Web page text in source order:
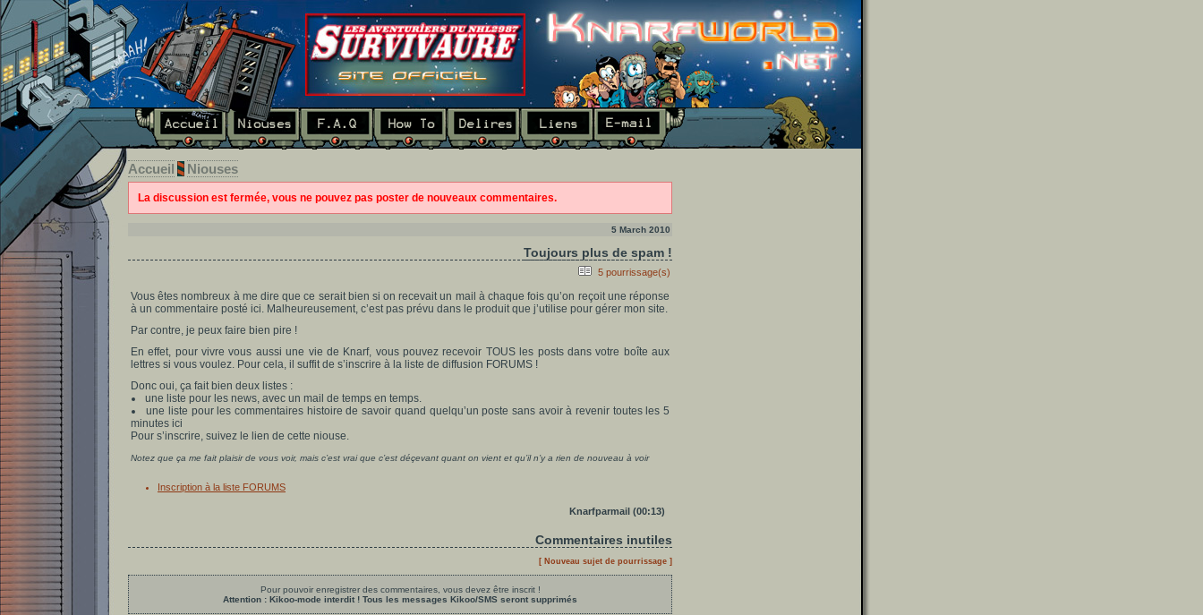
Accueil Niouses
La discussion est fermée, vous ne pouvez pas poster de nouveaux commentaires.
5 March 2010
Toujours plus de spam !
5 pourrissage(s)
Vous êtes nombreux à me dire que ce serait bien si on recevait un mail à chaque fois qu’on reçoit une réponse
à un commentaire posté ici. Malheureusement, c’est pas prévu dans le produit que j’utilise pour gérer mon site.
Par contre, je peux faire bien pire !
En effet, pour vivre vous aussi une vie de Knarf, vous pouvez recevoir TOUS les posts dans votre boîte aux
lettres si vous voulez. Pour cela, il suffit de s’inscrire à la liste de diffusion FORUMS !
Donc oui, ça fait bien deux listes :
une liste pour les news, avec un mail de temps en temps.
une liste pour les commentaires histoire de savoir quand quelqu’un poste sans avoir à revenir toutes les 5
minutes ici
Pour s’inscrire, suivez le lien de cette niouse.
Notez que ça me fait plaisir de vous voir, mais c’est vrai que c’est déçevant quant on vient et qu’il n’y a rien de nouveau à voir
Inscription à la liste FORUMS
Knarfparmail (00:13)
Commentaires inutiles
[ Nouveau sujet de pourrissage ]
Pour pouvoir enregistrer des commentaires, vous devez être inscrit !
Attention : Kikoo-mode interdit ! Tous les messages Kikoo/SMS seront supprimés